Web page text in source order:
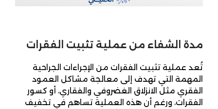
مدة الشفاء من عملية تثبيت الفقرات
تُعد عملية تثبيت الفقرات من الإجراءات الجراحية
المهمة التي تهدف إلى معالجة مشاكل العمود
الفقري مثل الانزلاق الغضروفي والفقاري، أو كسور
الفقرات، ورغم أن هذه العملية تساهم في تخفيف